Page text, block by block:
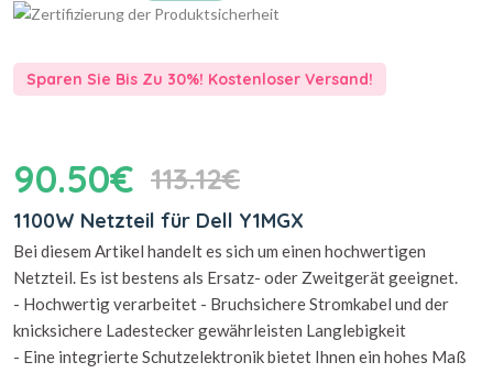
Sparen Sie Bis Zu 30%! Kostenloser Versand!
90.50€ 113.12€
1100W Netzteil für Dell Y1MGX
Bei diesem Artikel handelt es sich um einen hochwertigen
Netzteil. Es ist bestens als Ersatz- oder Zweitgerät geeignet.
- Hochwertig verarbeitet - Bruchsichere Stromkabel und der
knicksichere Ladestecker gewährleisten Langlebigkeit
- Eine integrierte Schutzelektronik bietet Ihnen ein hohes Maß